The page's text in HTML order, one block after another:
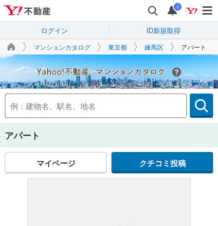
i
ログイン ID新規取得
マンションカタログ 東京都 練馬区 アパート
Yahoo!不動産
アパート
マイページ クチコミ投稿